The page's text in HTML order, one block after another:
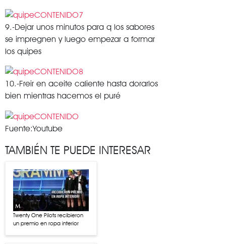
9.-Dejar unos minutos para q los sabores
se impregnen y luego empezar a formar
los quipes
10.-Freir en aceite caliente hasta dorarlos
bien mientras hacemos el puré
Fuente:Youtube
TAMBIÉN TE PUEDE INTERESAR
Twenty One Pilots recibieron
un premio en ropa interior